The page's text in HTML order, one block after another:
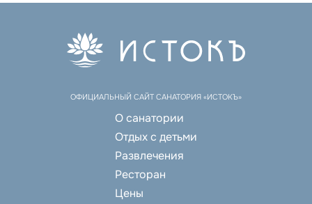
ОФИЦИАЛЬНЫЙ САЙТ САНАТОРИЯ «ИСТОКЪ»
О санатории
Отдых с детьми
Развлечения
Ресторан
Цены